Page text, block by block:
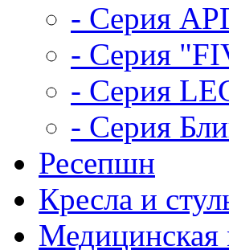
- Серия
- Серия
- Серия
- Серия
Ресепшн
Кресла и
Медицинская